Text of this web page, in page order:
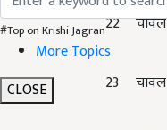
#Top on Krishi Jagran
More Topics
CLOSE
22 चावल
23 चावल